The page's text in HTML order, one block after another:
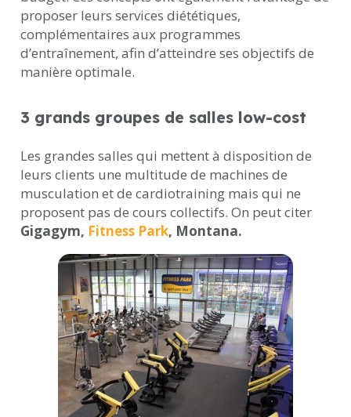
proposer leurs services diététiques,
complémentaires aux programmes
d’entraînement, afin d’atteindre ses objectifs de
manière optimale.
3 grands groupes de salles low-cost
Les grandes salles qui mettent à disposition de
leurs clients une multitude de machines de
musculation et de cardiotraining mais qui ne
proposent pas de cours collectifs. On peut citer
Gigagym, Fitness Park, Montana.